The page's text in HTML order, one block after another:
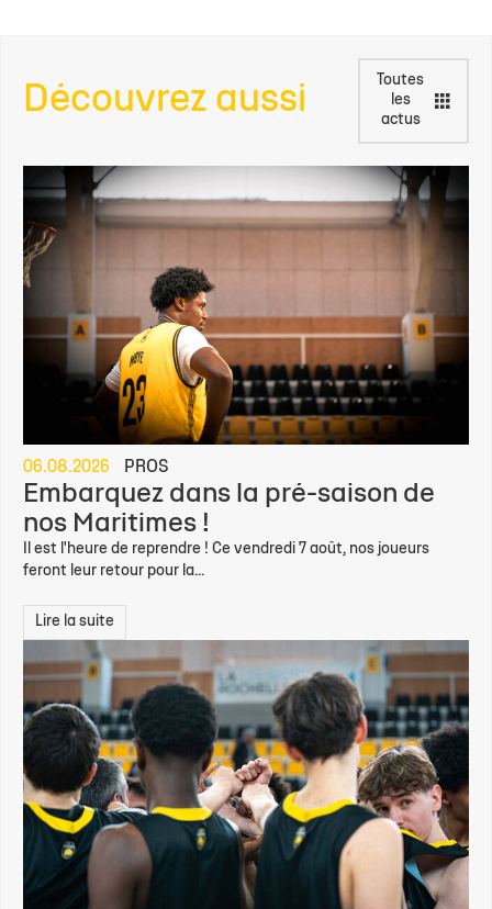
Découvrez aussi
Toutes
les
actus
06.08.2026 PROS
Embarquez dans la pré-saison de
nos Maritimes !
Il est l'heure de reprendre ! Ce vendredi 7 août, nos joueurs
feront leur retour pour la...
Lire la suite